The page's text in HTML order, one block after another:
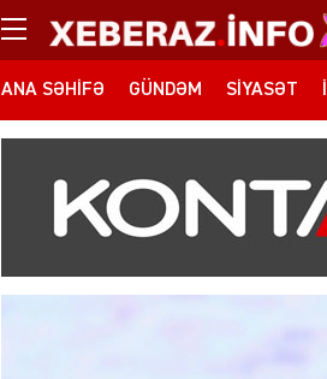
ANA SƏHIFƏ GÜNDƏM SIYASƏT